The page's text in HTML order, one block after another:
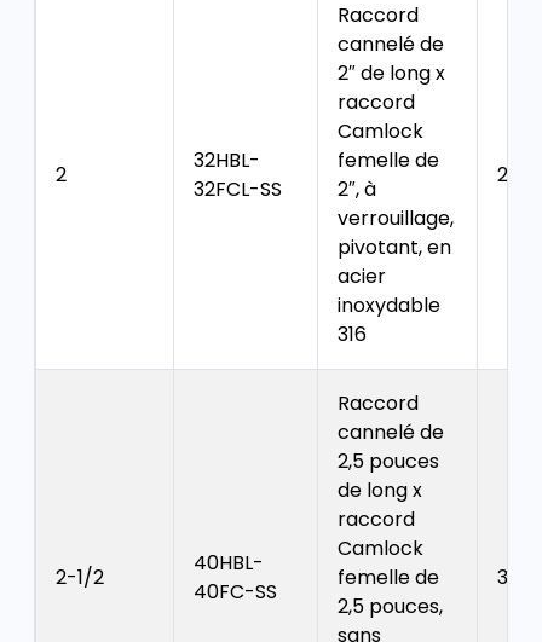
2
32HBL-
32FCL-SS
Raccord
cannelé de
2″ de long x
raccord
Camlock
femelle de
2″, à
verrouillage,
pivotant, en
acier
inoxydable
316
2.53
2-1/2
40HBL-
40FC-SS
Raccord
cannelé de
2,5 pouces
de long x
raccord
Camlock
femelle de
2,5 pouces,
sans
3.00